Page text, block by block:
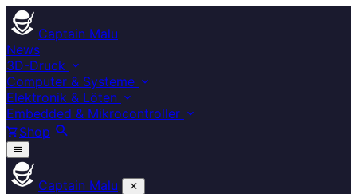
Captain Malu
News
3D-Druck
Computer & Systeme
Elektronik & Löten
Embedded & Mikrocontroller
Shop
Captain Malu